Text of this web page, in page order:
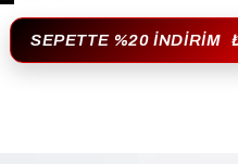
SEPETTE %20 İNDIRIM